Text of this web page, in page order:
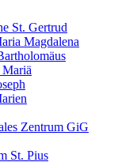
St. Gertrud
Magdalena
Zentrum GiG
St. Pius